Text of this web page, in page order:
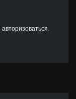
авторизоваться.